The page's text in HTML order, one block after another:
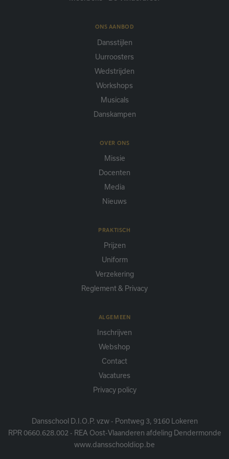
ONS AANBOD
Dansstijlen
Uurroosters
Wedstrijden
Workshops
Musicals
Danskampen
OVER ONS
Missie
Docenten
Media
Nieuws
PRAKTISCH
Prijzen
Uniform
Verzekering
Reglement & Privacy
ALGEMEEN
Inschrijven
Webshop
Contact
Vacatures
Privacy policy
Dansschool D.I.O.P. vzw - Pontweg 3, 9160 Lokeren
RPR 0660.628.002 - REA Oost-Vlaanderen afdeling Dendermonde
www.dansschooldiop.be